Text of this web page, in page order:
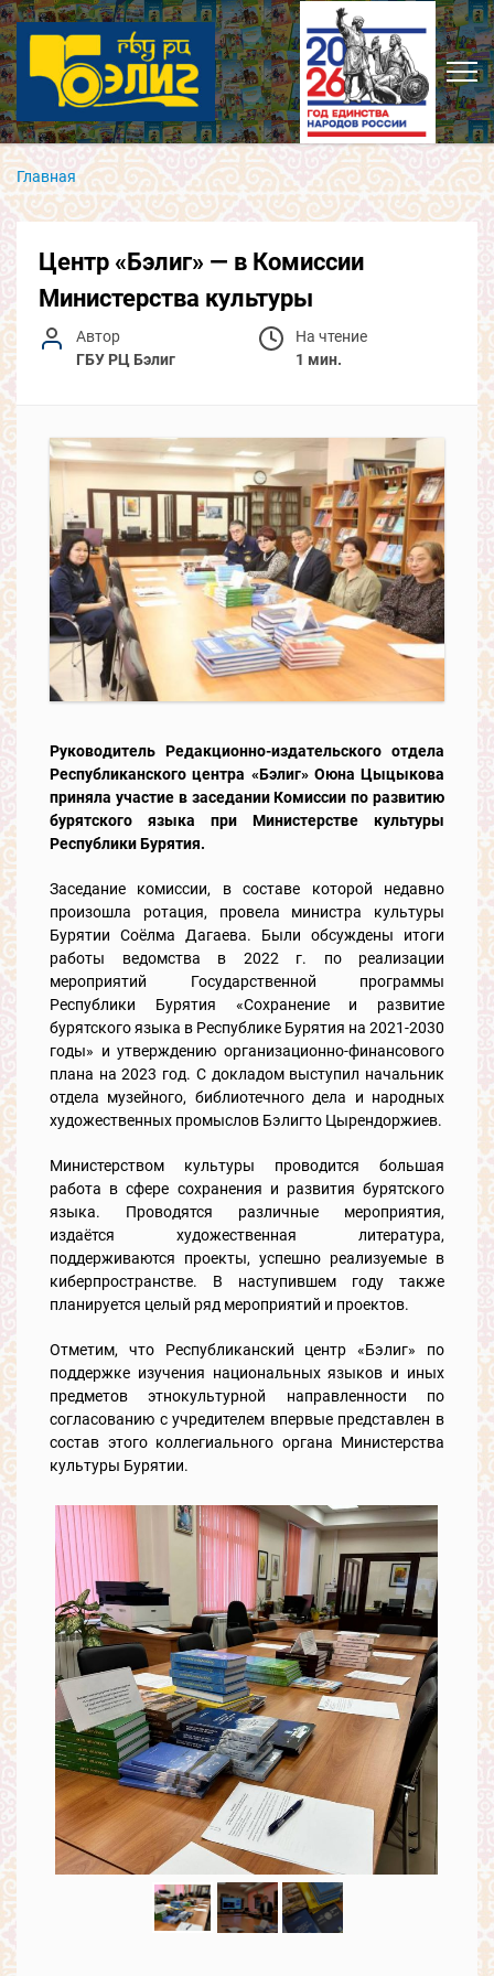
Главная
Центр «Бэлиг» — в Комиссии
Министерства культуры
Автор
ГБУ РЦ Бэлиг
На чтение
1 мин.
Руководитель Редакционно-издательского отдела
Республиканского центра «Бэлиг» Оюна Цыцыкова
приняла участие в заседании Комиссии по развитию
бурятского языка при Министерстве культуры
Республики Бурятия.
Заседание комиссии, в составе которой недавно
произошла ротация, провела министра культуры
Бурятии Соёлма Дагаева. Были обсуждены итоги
работы ведомства в 2022 г. по реализации
мероприятий Государственной программы
Республики Бурятия «Сохранение и развитие
бурятского языка в Республике Бурятия на 2021-2030
годы» и утверждению организационно-финансового
плана на 2023 год. С докладом выступил начальник
отдела музейного, библиотечного дела и народных
художественных промыслов Бэлигто Цырендоржиев.
Министерством культуры проводится большая
работа в сфере сохранения и развития бурятского
языка. Проводятся различные мероприятия,
издаётся художественная литература,
поддерживаются проекты, успешно реализуемые в
киберпространстве. В наступившем году также
планируется целый ряд мероприятий и проектов.
Отметим, что Республиканский центр «Бэлиг» по
поддержке изучения национальных языков и иных
предметов этнокультурной направленности по
согласованию с учредителем впервые представлен в
состав этого коллегиального органа Министерства
культуры Бурятии.